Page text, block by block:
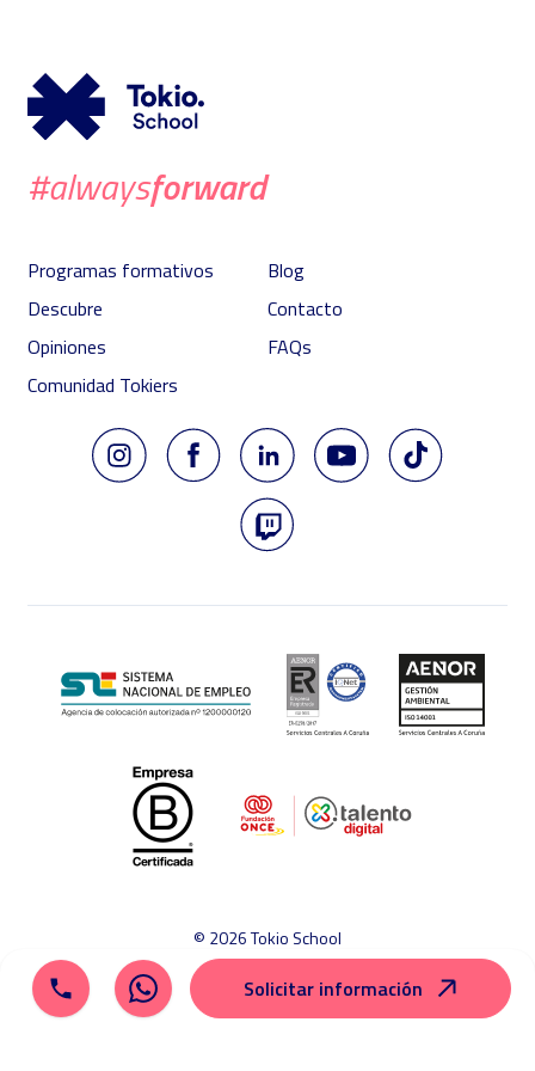
#alwaysforward
Programas formativos
Descubre
Opiniones
Comunidad Tokiers
Blog
Contacto
FAQs
© 2026 Tokio School
Aviso legal
Política de cookies
Mapa del sitio
Canal ético
Solicitar información